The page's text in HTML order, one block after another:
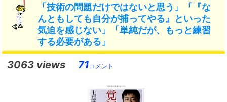
「技術の問題だけではないと思う」「『な
んともしても自分が捕ってやる』といった
気迫を感じない」「単純だが、もっと練習
する必要がある」
3063 views 71コメント